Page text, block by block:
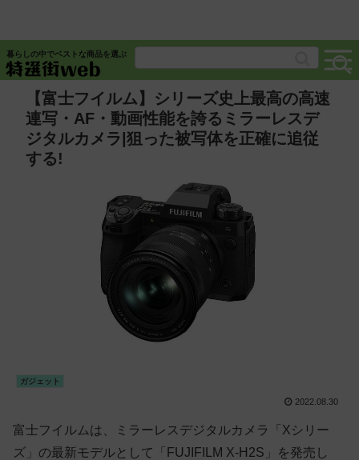
暮らしの中でベストな商品を選ぶ
【富士フイルム】シリーズ史上最高の高速
連写・AF・動画性能を誇るミラーレスデ
ジタルカメラ|狙った被写体を正確に追従
する!
ガジェット
2022.08.30
富士フイルムは、ミラーレスデジタルカメラ「Xシリー
ズ」の最新モデルとして「FUJIFILM X-H2S」を発売し